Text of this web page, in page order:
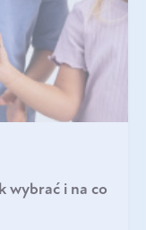
wybrać i na co